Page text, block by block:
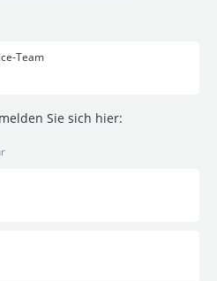
Team
Sie sich hier: